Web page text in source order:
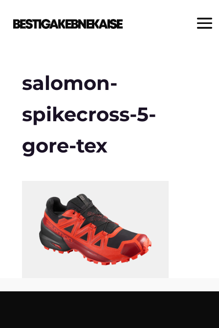
salomon-
spikecross-5-
gore-tex